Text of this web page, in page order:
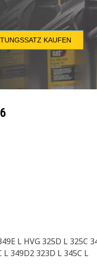
KAUFEN
L HVG 325D L 325C
L 349D2 323D L 345C L